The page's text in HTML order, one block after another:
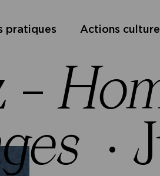
pratiques Actions
–
·